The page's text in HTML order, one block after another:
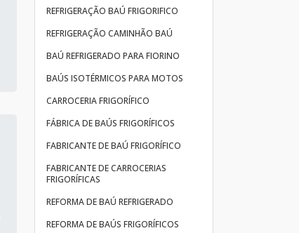
REFRIGERAÇÃO BAÚ FRIGORIFICO
REFRIGERAÇÃO CAMINHÃO BAÚ
BAÚ REFRIGERADO PARA FIORINO
BAÚS ISOTÉRMICOS PARA MOTOS
CARROCERIA FRIGORÍFICO
FÁBRICA DE BAÚS FRIGORÍFICOS
FABRICANTE DE BAÚ FRIGORÍFICO
FABRICANTE DE CARROCERIAS
FRIGORÍFICAS
REFORMA DE BAÚ REFRIGERADO
REFORMA DE BAÚS FRIGORÍFICOS